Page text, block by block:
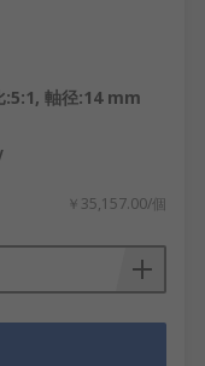
軸径:14 mm
￥35,157.00/個